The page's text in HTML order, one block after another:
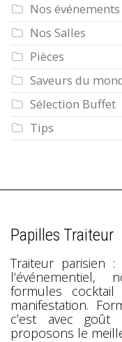
Nos événements
Nos Salles
Pièces
Saveurs du
Sélection Buffet
Tips
Papilles Traiteur
Traiteur parisien
formules
manifestation.
c’est avec
proposons le